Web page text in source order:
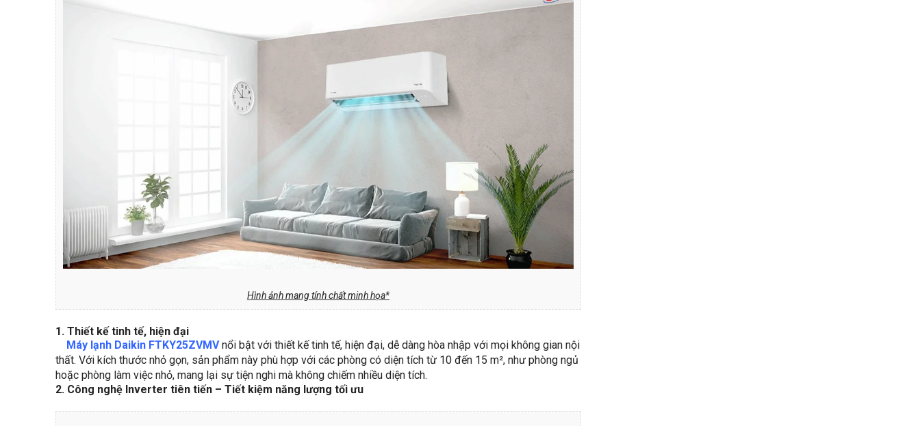
Hình ảnh mang tính chất minh họa*
1. Thiết kế tinh tế, hiện đại
Máy lạnh Daikin FTKY25ZVMV nổi bật với thiết kế tinh tế, hiện đại, dễ dàng hòa nhập với mọi không gian nội
thất. Với kích thước nhỏ gọn, sản phẩm này phù hợp với các phòng có diện tích từ 10 đến 15 m², như phòng ngủ
hoặc phòng làm việc nhỏ, mang lại sự tiện nghi mà không chiếm nhiều diện tích.
2. Công nghệ Inverter tiên tiến – Tiết kiệm năng lượng tối ưu